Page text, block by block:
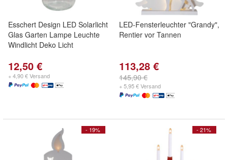
Esschert Design LED Solarlicht
Glas Garten Lampe Leuchte
Windlicht Deko Licht
12,50 €
+ 4,90 € Versand
LED-Fensterleuchter "Grandy",
Rentier vor Tannen
113,28 €
145,90 €
+ 5,95 € Versand
- 19% - 21%